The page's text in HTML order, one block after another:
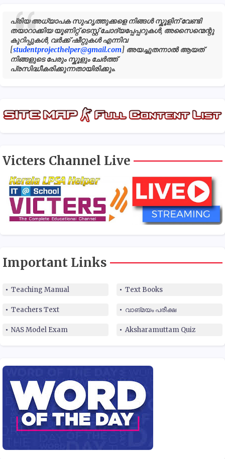
പ്രിയ അധ്യാപക സുഹൃത്തുക്കളെ നിങ്ങൾ സ്കൂളിന് വേണ്ടി
തയാറാക്കിയ യൂണിറ്റ് ടെസ്റ്റ് ചോദ്യപ്പേപ്പറുകൾ, അസൈന്മെന്റു
കുറിപ്പുകൾ, വർക്ക് ഷീറ്റുകൾ എന്നിവ
[studentprojecthelper@gmail.com] അയച്ചുതന്നാൽ ആയത്
നിങ്ങളുടെ പേരും സ്കൂളും ചേർത്ത്
പ്രസിദ്ധീകരിക്കുന്നതായിരിക്കും.
Victers Channel Live
Important Links
Teaching Manual Text Books
Teachers Text വാങ്മയം പരീക്ഷ
NAS Model Exam Aksharamuttam Quiz